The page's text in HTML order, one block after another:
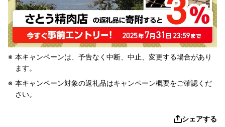
本キャンペーンは、予告なく中断、中止、変更する場合があり
ます。
本キャンペーン対象の返礼品はキャンペーン概要をご確認くだ
さい。
シェアする